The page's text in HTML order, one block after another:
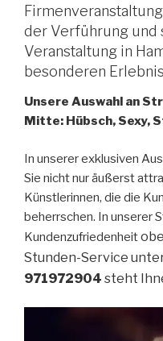
der Verführung und
Veranstaltung in
besonderen
Unsere Auswahl an
Mitte: Hübsch, Sexy,
In unserer exklusiven
Sie nicht nur äußerst
Künstlerinnen, die die
beherrschen. In unserer
Kundenzufriedenheit
Stunden-Service
971972904 steht